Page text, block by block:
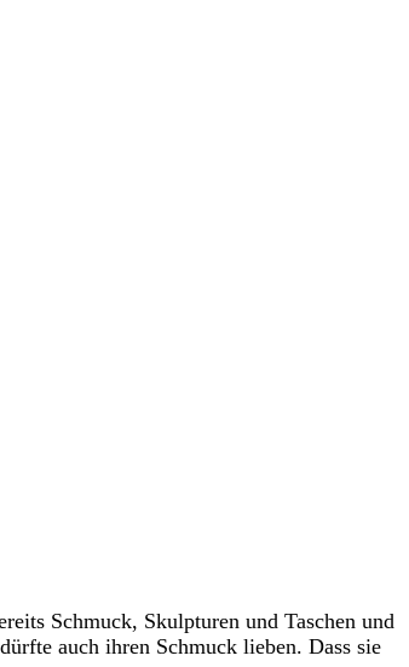
Schmuck, Skulpturen und Taschen und
auch ihren Schmuck lieben. Dass sie